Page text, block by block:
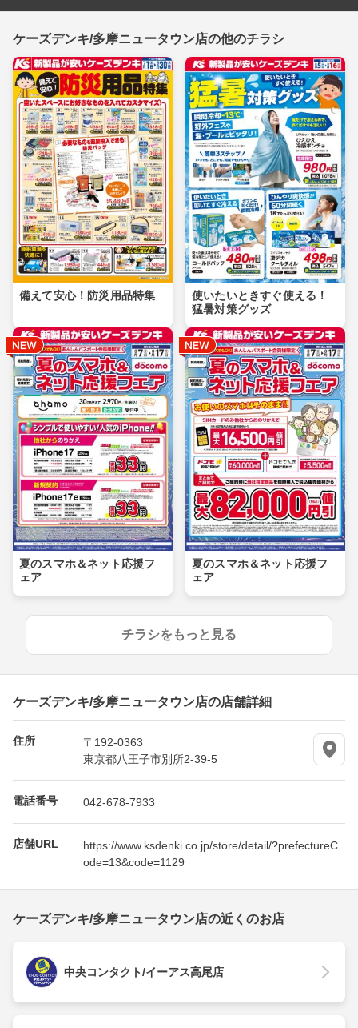
ケーズデンキ/多摩ニュータウン店の他のチラシ
備えて安心！防災用品特集
使いたいときすぐ使える！
猛暑対策グッズ
夏のスマホ＆ネット応援フ
ェア
夏のスマホ＆ネット応援フ
ェア
チラシをもっと見る
ケーズデンキ/多摩ニュータウン店の店舗詳細
住所
〒192-0363
東京都八王子市別所2-39-5
電話番号 042-678-7933
店舗URL
https://www.ksdenki.co.jp/store/detail/?prefectureC
ode=13&code=1129
ケーズデンキ/多摩ニュータウン店の近くのお店
中央コンタクト/イーアス高尾店